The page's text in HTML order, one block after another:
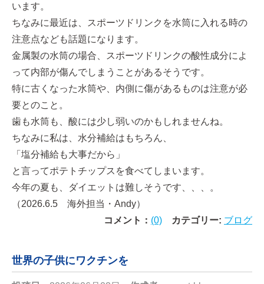
います。
ちなみに最近は、スポーツドリンクを水筒に入れる時の
注意点なども話題になります。
金属製の水筒の場合、スポーツドリンクの酸性成分によ
って内部が傷んでしまうことがあるそうです。
特に古くなった水筒や、内側に傷があるものは注意が必
要とのこと。
歯も水筒も、酸には少し弱いのかもしれませんね。
ちなみに私は、水分補給はもちろん、
「塩分補給も大事だから」
と言ってポテトチップスを食べてしまいます。
今年の夏も、ダイエットは難しそうです、、、。
（2026.6.5 海外担当・Andy）
コメント： (0) カテゴリー: ブログ
世界の子供にワクチンを